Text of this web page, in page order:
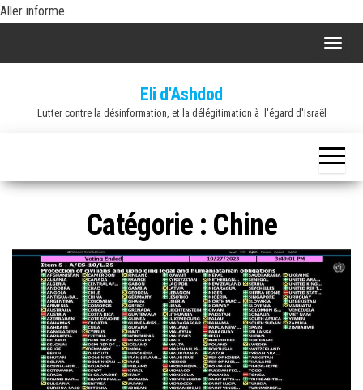
Aller informe
A
h
e
m
a
Eli d'Ashdod
Lutter contre la désinformation, et la délégitimation à l'égard d'Israël
Catégorie : Chine